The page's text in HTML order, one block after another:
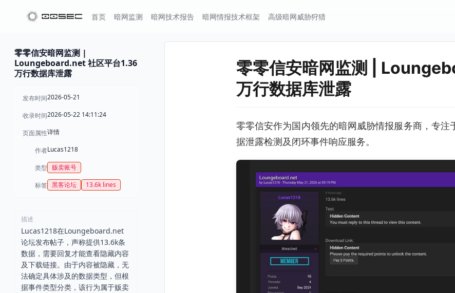
首页 暗网监测 暗网技术报告 暗网情报技术框架 高级暗网威胁狩猎
零零信安暗网监测 |
Loungeboard.net 社区平台1.36
万行数据库泄露
发布时间2026-05-21
收录时间2026-05-22 14:11:24
页面属性详情
作者Lucas1218
类型 贩卖账号
标签 黑客论坛 13.6k lines
描述
Lucas1218在Loungeboard.net
论坛发布帖子，声称提供13.6k条
数据，需要回复才能查看隐藏内容
及下载链接。由于内容被隐藏，无
法确定具体涉及的数据类型，但根
据事件类型分类，该行为属于贩卖
零零信安暗网监测 |
万行数据库泄露
零零信安作为国内领先的暗网威胁情报服务商，专
据泄露检测及闭环事件响应服务。